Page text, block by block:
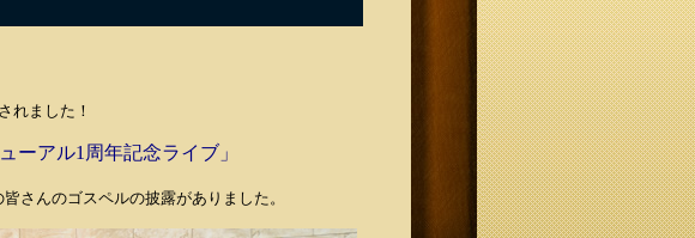
れました！
ーアル1周年記念ライブ」
さんのゴスペルの披露がありました。